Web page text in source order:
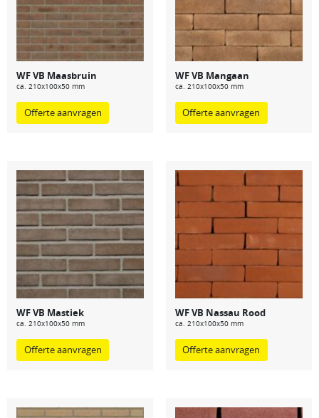
WF VB Maasbruin
ca. 210x100x50 mm
Offerte aanvragen
WF VB Mangaan
ca. 210x100x50 mm
Offerte aanvragen
WF VB Mastiek
ca. 210x100x50 mm
Offerte aanvragen
WF VB Nassau Rood
ca. 210x100x50 mm
Offerte aanvragen